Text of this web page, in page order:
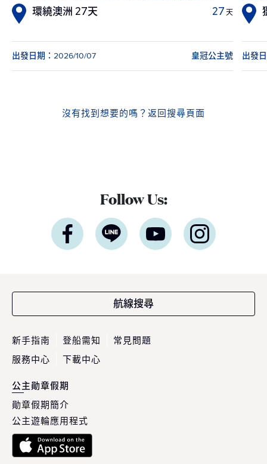
環繞澳洲 27天 27 天
出發日期：2026/10/07 皇冠公主號 出發
沒有找到想要的嗎？ 返回搜尋頁面
Follow Us:
航線搜尋
新手指南 登船需知
常見問題
服務中心
下載中心
公主勛章假期
勛章假期簡介
公主遊輪應用程式